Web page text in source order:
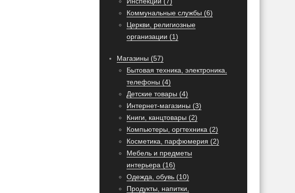
Коммунальные службы (6)
Церкви, религиозные
организации (1)
Магазины (57)
Бытовая техника, электроника,
телефоны (4)
Детские товары (4)
Интернет-магазины (3)
Книги, канцтовары (2)
Компьютеры, оргтехника (2)
Косметика, парфюмерия (2)
Мебель и предметы
интерьера (16)
Одежда, обувь (10)
Продукты, напитки,